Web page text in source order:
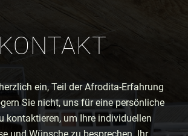
KONTAKT
ein, Teil der Afrodita-Erfahrung
Sie nicht, uns für eine persönliche
kontaktieren, um Ihre individuellen